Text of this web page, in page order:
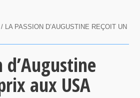
/ LA PASSION D’AUGUSTINE REÇOIT UN
d’Augustine
aux USA